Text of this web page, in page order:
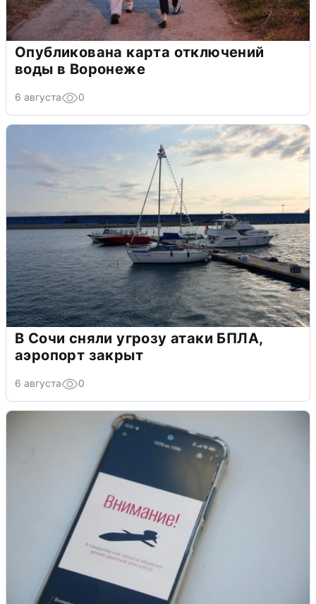
Опубликована карта отключений
воды в Воронеже
6 августа 0
В Сочи сняли угрозу атаки БПЛА,
аэропорт закрыт
6 августа 0